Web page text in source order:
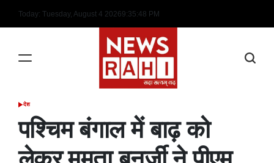
Today: Tuesday, August 4 20269:35:49 PM
POSTED
देश
पश्चिम बंगाल में बाढ़ को